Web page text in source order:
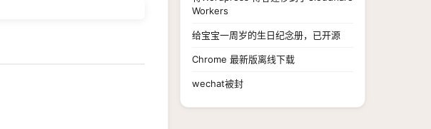
Workers
给宝宝一周岁的生日纪念册，已开源
Chrome 最新版离线下载
wechat被封